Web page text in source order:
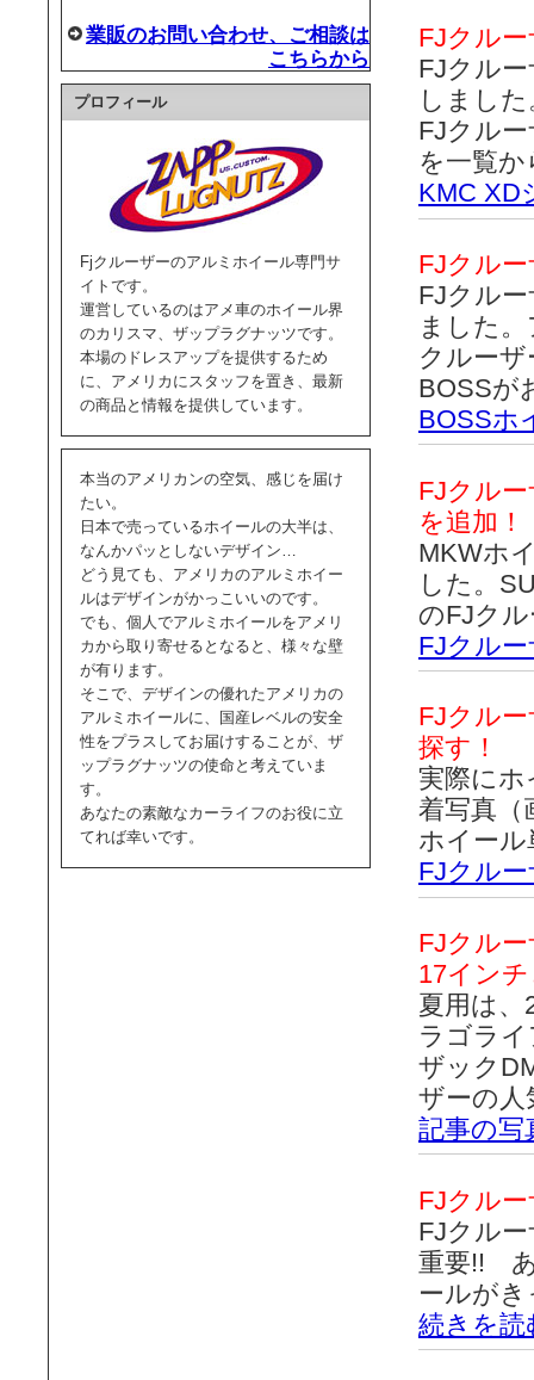
FJクル
FJクル
しまし
FJクル
を一覧か
KMC XD
FJクル
FJクル
ました
クルー
BOSSが
BOSSホ
FJクル
を追加！
MKWホ
した。
のFJク
FJクル
FJクル
探す！
実際に
着写真（
ホイー
FJクル
FJクル
17イン
夏用は
ラゴラ
ザック
ザーの人
記事の写
FJクル
FJクル
重要!! あ
ールが
続きを読
業販のお問い合わせ、ご相談は
こちらから
プロフィール
Fjクルーザーのアルミホイール専門サ
イトです。
運営しているのはアメ車のホイール界
のカリスマ、ザップラグナッツです。
本場のドレスアップを提供するため
に、アメリカにスタッフを置き、最新
の商品と情報を提供しています。
本当のアメリカンの空気、感じを届け
たい。
日本で売っているホイールの大半は、
なんかパッとしないデザイン…
どう見ても、アメリカのアルミホイー
ルはデザインがかっこいいのです。
でも、個人でアルミホイールをアメリ
カから取り寄せるとなると、様々な壁
が有ります。
そこで、デザインの優れたアメリカの
アルミホイールに、国産レベルの安全
性をプラスしてお届けすることが、ザ
ップラグナッツの使命と考えていま
す。
あなたの素敵なカーライフのお役に立
てれば幸いです。